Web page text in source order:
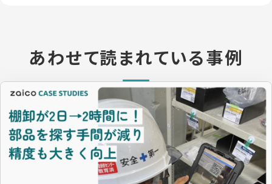
あわせて読まれている事例